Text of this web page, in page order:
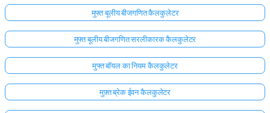
मुफ्त बूलीय बीजगणित कैलकुलेटर
मुफ्त बूलीय बीजगणित सरलीकारक कैलकुलेटर
मुफ्त बॉयल का नियम कैलकुलेटर
मुफ़्त ब्रेक ईवन कैलकुलेटर